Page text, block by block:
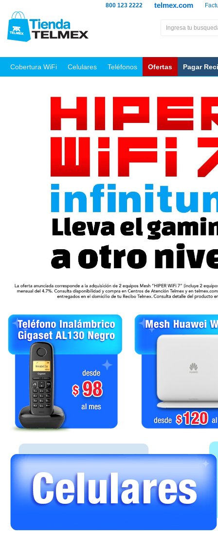
telmex.com
800 123 2222
Cobertura WiFi Celulares Teléfonos Ofertas Pagar